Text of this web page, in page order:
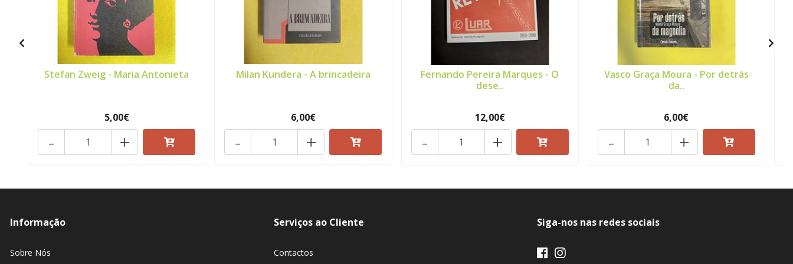
Stefan Zweig - Maria Antonieta
5,00€
+
-
Milan Kundera - A brincadeira
6,00€
+
-
Fernando Pereira Marques - O
dese..
12,00€
+
-
Vasco Graça Moura - Por detrás
da..
6,00€
+
-
Informação
Sobre Nós
Serviços ao Cliente
Contactos
Siga-nos nas redes sociais